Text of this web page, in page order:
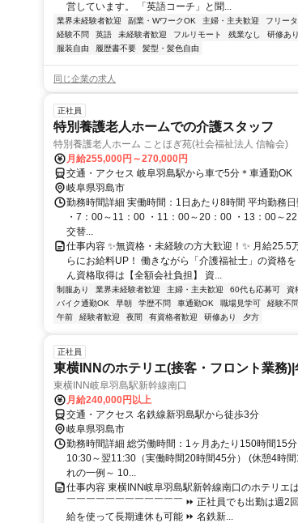
営しています。 「英語コーチ」と聞...
業界未経験者歓迎 副業・WワークOK 主婦・主夫歓迎 フリー
経験不問
英語 未経験者歓迎 フルリモート 残業なし 研修あり
服装自由
履歴書不要 髪型・髪色自由
同じ企業の求人
正社員
特別養護老人ホームでの介護スタッフ
特別養護老人ホーム ことほぎ苑(社会福祉法人 信輪会)
月給255,000円～270,000円
交通・アクセス 岐阜羽島駅から車で5分＊車通勤OK
岐阜県羽島市
勤務時間詳細 実働時間：1日あたり8時間 平均勤務
・7：00～11：00 ・11：00～20：00 ・13：00～
交替...
仕事内容 ✨無資格・未経験の方大歓迎！✨ 月給25.5
らにお給料UP！ 働きながら「介護福祉士」の資格
ん資格取得は【全額会社負担】 資...
制服あり 業界未経験者歓迎 主婦・主夫歓迎 60代も応募可 資
バイク通勤OK
早朝 学歴不問 車通勤OK 職場見学可 経験不問
午前
経験者歓迎 夜間 有資格者歓迎 研修あり 夕方
正社員
東横INNのホテリエ(接客・フロント業務)|
東横INN岐阜羽島駅新幹線南口
月給240,000円以上
交通・アクセス 名鉄線新羽島駅から徒歩3分
岐阜県羽島市
勤務時間詳細 総労働時間：1ヶ月あたり150時間15
10:30～翌11:30（実働時間20時間45分） (休憩4時
れの一例～ 10...
仕事内容 東横INN岐阜羽島駅新幹線南口のホテリエ
￣￣￣￣￣￣￣￣￣￣￣￣ ⏩ 正社員でも出勤は週2
給を使って長期連休も可能 ⏩ 名鉄新...